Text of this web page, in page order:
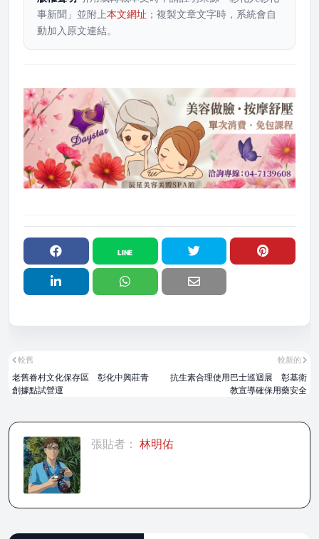
事新聞」並附上本文網址 ；複製文章文字時，系統會自
動加入原文連結。
較新的
抗生素合理使用巴士巡迴展 彰基衛
教宣導確保用藥安全
較舊
老舊眷村文化保存區 彰化中興莊青
創據點試營運
張貼者： 林明佑